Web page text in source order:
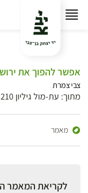
אפשר להפוך את
צבי צמרת
מתוך: עת-מול גיליון 210
מאמר
לקריאת המאמר